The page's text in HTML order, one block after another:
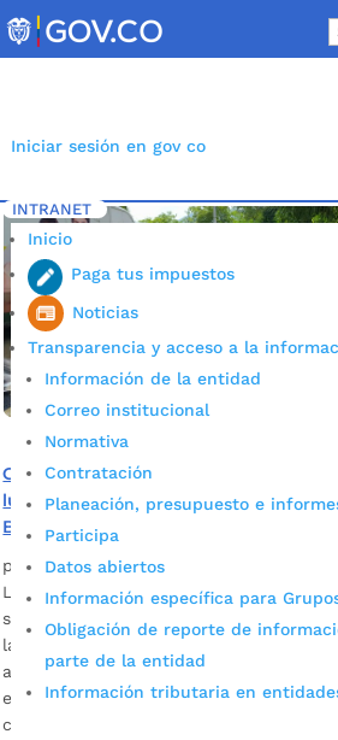
to
content
Iniciar sesión en gov co
INTRANET
Inicio
Paga tus impuestos
Noticias
Transparencia y acceso a la
Información de la entidad
Correo institucional
Normativa
Contratación
Planeación, presupuesto e
Participa
Datos abiertos
Información específica para
Obligación de reporte de
parte de la entidad
Información tributaria en
Inicio 5 Etiqueta: Ruta de atención
Con éxito se realizó primera jornada
lucha contra la Trata de Personas en
Bucaramanga
por Alcaldía de Bucaramanga
La Alcaldía de Bucaramanga llevará a
semana diversas actividades
la prevención del flagelo de la trata de
audio: Melissa Franco García,
equipo interdisciplinario de la Alcaldía
cabeza de la Secretaría del Interior, se